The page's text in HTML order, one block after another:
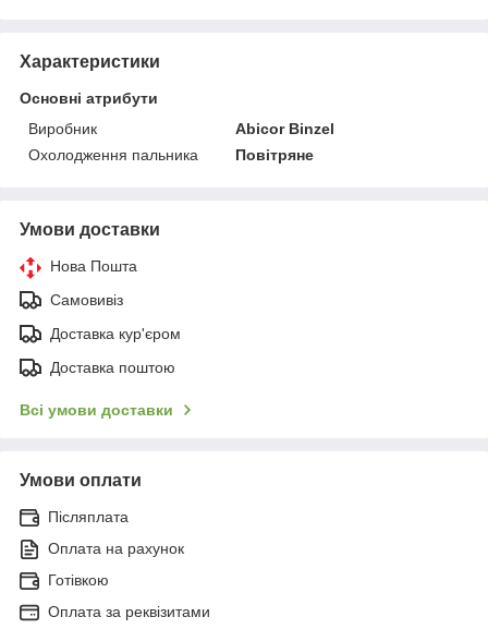
Характеристики
Основні атрибути
Виробник
Abicor Binzel
Охолодження пальника
Повітряне
Умови доставки
Нова Пошта
Самовивіз
Доставка кур'єром
Доставка поштою
Всі умови доставки
Умови оплати
Післяплата
Оплата на рахунок
Готівкою
Оплата за реквізитами